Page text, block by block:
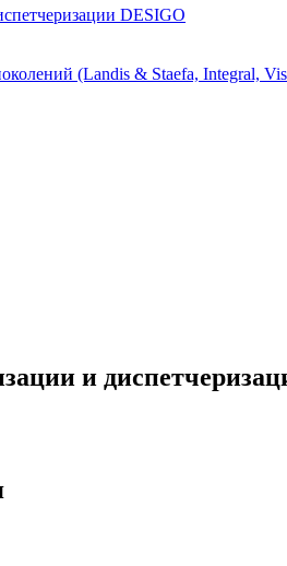
DESIGO
(Landis & Staefa, Integral,
и